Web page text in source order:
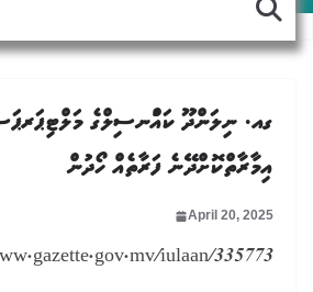
ގއ. ނިލަންދޫ ކައުްނސިލްގެ
އިމާރާތްކޮށްދޭނެ ފަރާތެއް ހޯދުން
April 20, 2025
iulaan/335773